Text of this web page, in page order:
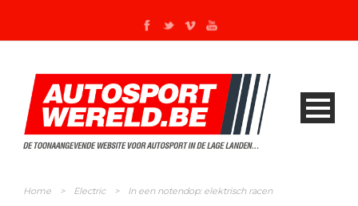
Home > Electric > In een notendop: elektrisch racen